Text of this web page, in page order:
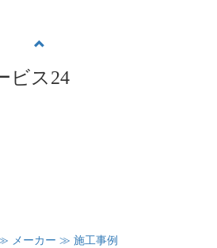
ビス24
メーカー ≫ 施工事例